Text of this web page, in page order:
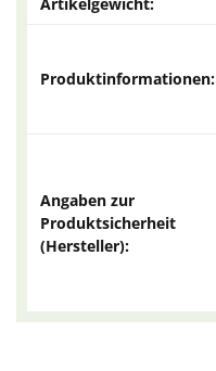
Produktinformationen:
Angaben zur
Produktsicherheit
(Hersteller):